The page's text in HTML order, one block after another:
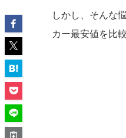
しかし、そんな
カー最安値を比